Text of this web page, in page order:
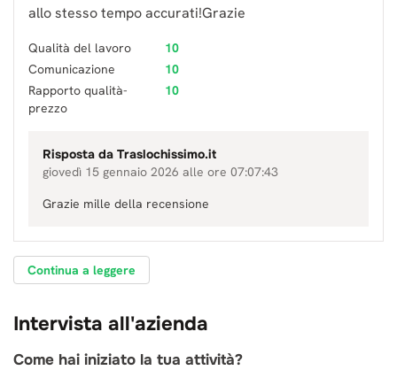
allo stesso tempo accurati!Grazie
Qualità del lavoro
10
Comunicazione
10
Rapporto qualità-
prezzo
10
Risposta da Traslochissimo.it
giovedì 15 gennaio 2026 alle ore 07:07:43
Grazie mille della recensione
Continua a leggere
Intervista all'azienda
Come hai iniziato la tua attività?